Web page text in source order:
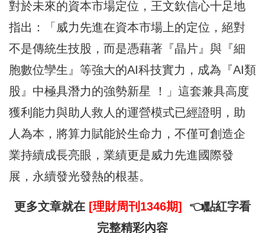
對於未來的資本市場定位，王文欽信心十足地
指出：「威力先進在資本市場上的定位，絕對
不是傳統生技股，而是憑藉著『晶片』與『細
胞數位孿生』等強大的AI科技實力，成為『AI類
股』中極具潛力的強勢新星 ！」這套兼具高度
獲利能力與助人救人的運營模式已經證明，助
人為本，將算力賦能於生命力，不僅可創造企
業持續成長亮眼，業績更是威力先進國際發
展，永續發光發熱的根基。
更多文章就在 [理財周刊1346期]
👈點紅字看
完整精彩內容